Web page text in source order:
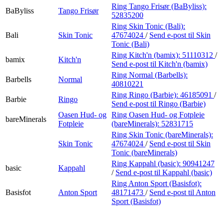
BaByliss
Tango Frisør
Ring Tango Frisør (BaByliss):
52835200
Bali Skin Tonic
Ring Skin Tonic (Bali):
47674024 / Send e-post til Skin
Tonic (Bali)
bamix
Kitch'n
Ring Kitch'n (bamix): 51110312 /
Send e-post til Kitch'n (bamix)
Barbells
Normal
Ring Normal (Barbells):
40810221
Barbie
Ringo
Ring Ringo (Barbie): 46185091 /
Send e-post til Ringo (Barbie)
bareMinerals
Oasen Hud- og
Fotpleie
Ring Oasen Hud- og Fotpleie
(bareMinerals): 52831715
Skin Tonic
Ring Skin Tonic (bareMinerals):
47674024 / Send e-post til Skin
Tonic (bareMinerals)
basic
Kappahl
Ring Kappahl (basic): 90941247
/ Send e-post til Kappahl (basic)
Basisfot Anton Sport
Ring Anton Sport (Basisfot):
48171473 / Send e-post til Anton
Sport (Basisfot)